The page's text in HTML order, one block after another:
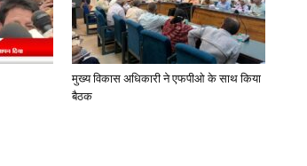
मुख्य विकास अधिकारी ने एफपीओ के साथ किया
बैठक